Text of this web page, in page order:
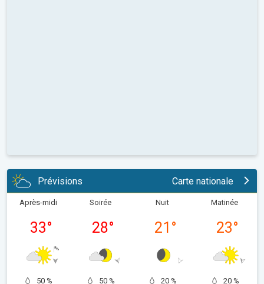
Prévisions Carte nationale
Après-midi
33°
50 %
Soirée
28°
50 %
Nuit
21 °
20 %
Matinée
23°
20 %